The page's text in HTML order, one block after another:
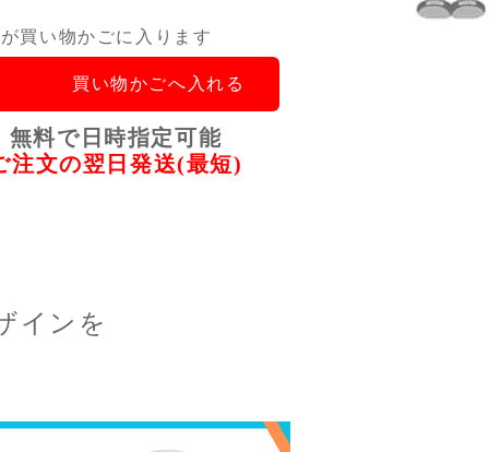
買い物かごへ入れる
買い物かごに入ります
無料で日時指定可能
注文の翌日発送(最短)
インを